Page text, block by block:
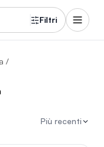
Filtri
/
Più recenti